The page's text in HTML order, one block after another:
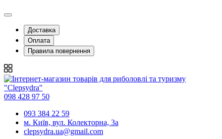
Доставка
Оплата
Правила повернення
098 428 97 50
093 384 22 59
м. Київ, вул. Колекторна, 3а
clepsydra.ua@gmail.com